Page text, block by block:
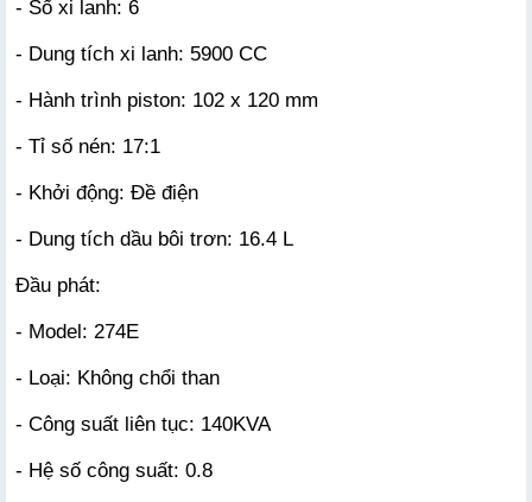
- Số xi lanh: 6
- Dung tích xi lanh: 5900 CC
- Hành trình piston: 102 x 120 mm
- Tỉ số nén: 17:1
- Khởi động: Đề điện
- Dung tích dầu bôi trơn: 16.4 L
Đầu phát:
- Model: 274E
- Loại: Không chổi than
- Công suất liên tục: 140KVA
- Hệ số công suất: 0.8